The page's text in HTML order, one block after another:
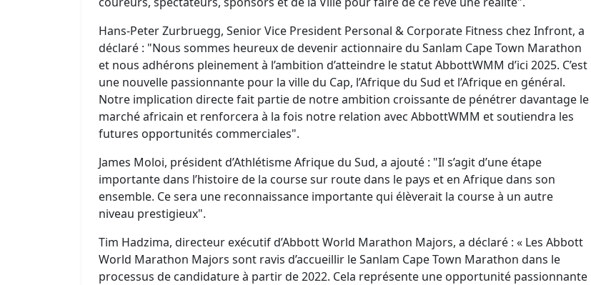
Hans-Peter Zurbruegg, Senior Vice President Personal & Corporate Fitness chez Infront, a
déclaré : "Nous sommes heureux de devenir actionnaire du Sanlam Cape Town Marathon
et nous adhérons pleinement à l’ambition d’atteindre le statut AbbottWMM d’ici 2025. C’est
une nouvelle passionnante pour la ville du Cap, l’Afrique du Sud et l’Afrique en général.
Notre implication directe fait partie de notre ambition croissante de pénétrer davantage le
marché africain et renforcera à la fois notre relation avec AbbottWMM et soutiendra les
futures opportunités commerciales".
James Moloi, président d’Athlétisme Afrique du Sud, a ajouté : "Il s’agit d’une étape
importante dans l’histoire de la course sur route dans le pays et en Afrique dans son
ensemble. Ce sera une reconnaissance importante qui élèverait la course à un autre
niveau prestigieux".
Tim Hadzima, directeur exécutif d’Abbott World Marathon Majors, a déclaré : « Les Abbott
World Marathon Majors sont ravis d’accueillir le Sanlam Cape Town Marathon dans le
processus de candidature à partir de 2022. Cela représente une opportunité passionnante